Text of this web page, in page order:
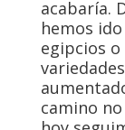
acabaría.
hemos
egipcios o
camino